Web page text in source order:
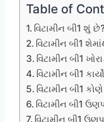
Table of
વિટામીન બી1 શું
વિટામીન બી1
વિટામીન બી1
વિટામીન બી1
વિટામીન બી1
વિટામીન બી1
વિટામીન બી1